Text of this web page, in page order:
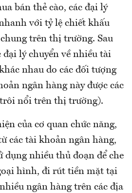
bán thẻ cào, các đại lý
với tỷ lệ chiết khấu
trên thị trường. Sau
đại lý chuyển về nhiều tài
nhau do các đối tượng
ngân hàng này được các
nổi trên thị trường).
của cơ quan chức năng,
các tài khoản ngân hàng,
dụng nhiều thủ đoạn để che
hình, đi rút tiền mặt tại
ngân hàng trên các địa